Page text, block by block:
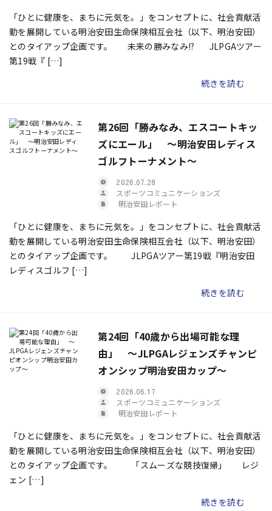
「ひとに健康を、まちに元気を。」をコンセプトに、社会貢献活
動を展開している明治安田生命保険相互会社（以下、明治安田）
とのタイアップ企画です。 未来の勝みなみ!? JLPGAツアー
第19戦『 […]
続きを読む
第26回「勝みなみ、エスコートキッ
ズにエール」 ～明治安田レディス
ゴルフトーナメント～
2026.07.28
スポーツコミュニケーションズ
明治安田レポート
「ひとに健康を、まちに元気を。」をコンセプトに、社会貢献活
動を展開している明治安田生命保険相互会社（以下、明治安田）
とのタイアップ企画です。 JLPGAツアー第19戦『明治安田
レディスゴルフ […]
続きを読む
第24回「40歳から出場可能な理
由」 ～JLPGAレジェンズチャンピ
オンシップ明治安田カップ～
2026.06.17
スポーツコミュニケーションズ
明治安田レポート
「ひとに健康を、まちに元気を。」をコンセプトに、社会貢献活
動を展開している明治安田生命保険相互会社（以下、明治安田）
とのタイアップ企画です。 「スムーズな競技復帰」 レジ
ェン […]
続きを読む